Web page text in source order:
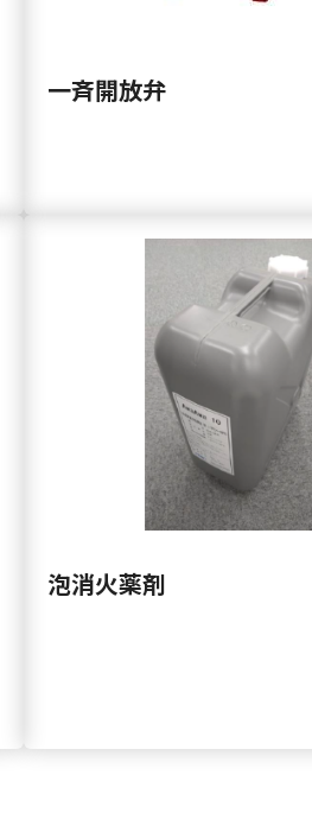
一斉開放弁
泡消火薬剤